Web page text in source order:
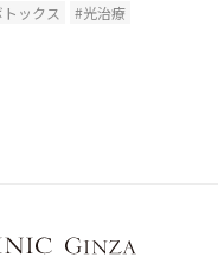
ックス
#光治療